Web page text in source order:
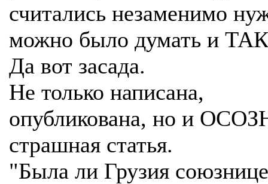
считались незаменимо
можно было думать и
Да вот засада.
Не только написана,
опубликована, но и
страшная статья.
"Была ли Грузия